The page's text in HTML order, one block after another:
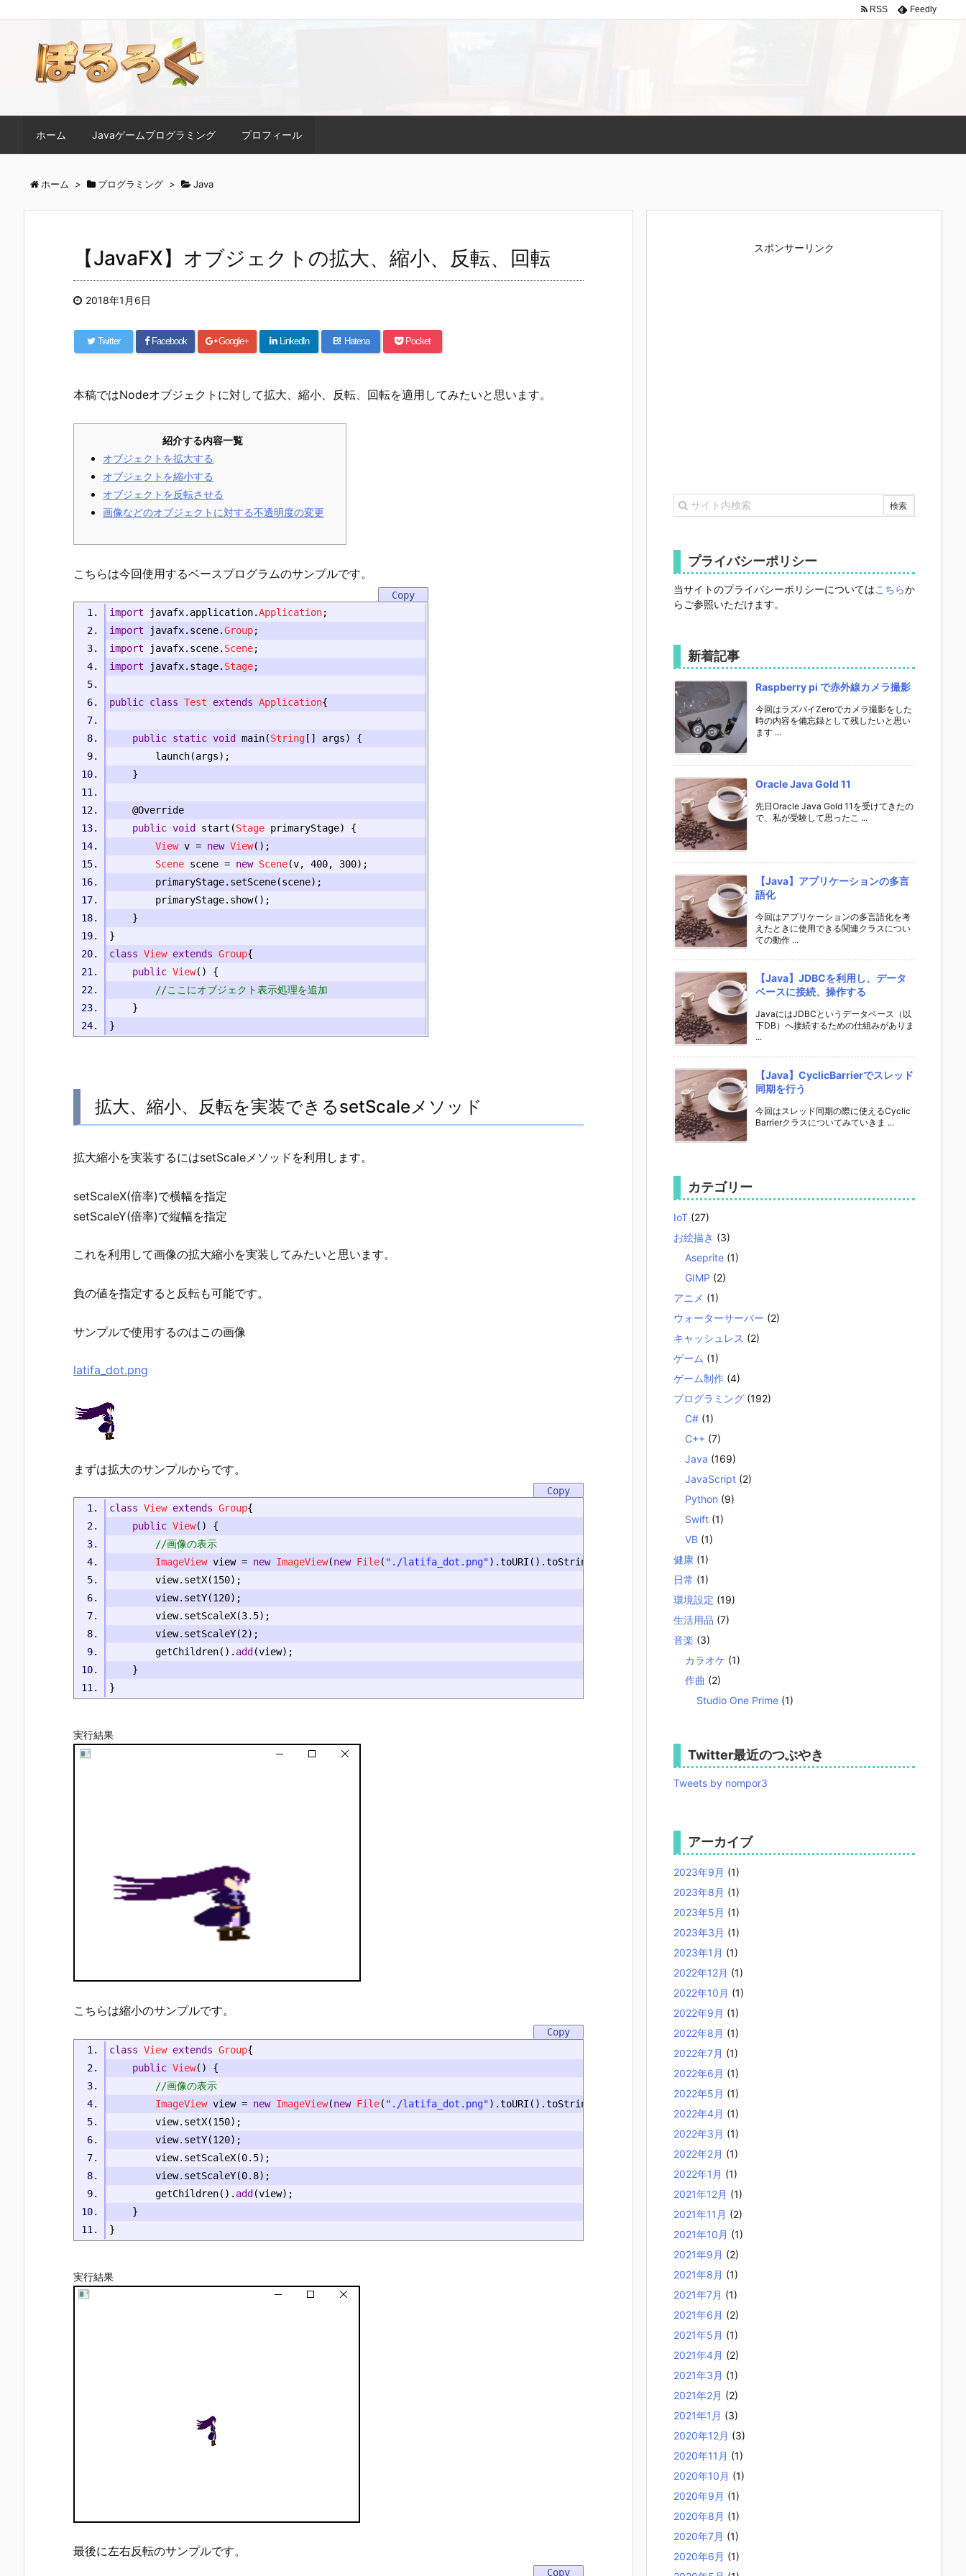
ホーム Javaゲームプログラミング プロフィール
RSS Feedly
ホーム > プログラミング > Java
【JavaFX】オブジェクトの拡大、縮小、反転、回転
2018年1月6日
Twitter Facebook Google+ LinkedIn B! Hatena Pocket
本稿ではNodeオブジェクトに対して拡大、縮小、反転、回転を適用してみたいと思います。
紹介する内容一覧
オブジェクトを拡大する
オブジェクトを縮小する
オブジェクトを反転させる
画像などのオブジェクトに対する不透明度の変更
こちらは今回使用するベースプログラムのサンプルです。
import javafx. application.Application;
import javafx. scene.Group;
import javafx. scene. Scene;
import javafx. stage. Stage;
public class Test extends Application{
public static void main(String [] args)
{
		launch
(args);
}
@Override
public void start (Stage primaryStage)
{
View v = new View();
Scene scene = new Scene(v, 400, 300);
		primaryStage
. setScene(scene);
		primaryStage
. show();
}
}
class View extends Group{
public View()
{
//ここにオブジェクト表示処理を追加
}
}
拡大、縮小、反転を実装できるsetScaleメソッド
拡大縮小を実装するにはsetScaleメソッドを利用します。
setScaleX(倍率)で横幅を指定
setScaleY(倍率)で縦幅を指定
これを利用して画像の拡大縮小を実装してみたいと思います。
負の値を指定すると反転も可能です。
サンプルで使用するのはこの画像
latifa_dot.png
まずは拡大のサンプルからです。
class View extends Group{
public View()
{
//画像の表示
ImageView view = new ImageView(new File( "./latifa_dot.png").toURI ().toString
		view
. setX(150);
		view
. setY(120);
		view
. setScaleX(3.5);
		view
. setScaleY(2);
		getChildren
(). add (view);
}
}
実行結果
こちらは縮小のサンプルです。
class View extends Group{
public View()
{
//画像の表示
ImageView view = new ImageView(new File( "./latifa_dot.png").toURI ().toString
		view
. setX(150);
		view
. setY(120);
		view
. setScaleX(0.5);
		view
. setScaleY(0.8);
		getChildren
(). add(view);
}
}
実行結果
最後に左右反転のサンプルです。
スポンサーリンク
プライバシーポリシー
当サイトのプライバシーポリシーについてはこちらか
らご参照いただけます。
新着記事
Raspberry pi で赤外線カメラ撮影
今回はラズパイZeroでカメラ撮影をした
時の内容を備忘録として残したいと思い
ます ...
Oracle Java Gold 11
先日Oracle Java Gold 11を受けてきたの
で、私が受験して思ったこ ...
【Java】アプリケーションの多言
語化
今回はアプリケーションの多言語化を考
えたときに使用できる関連クラスについ
ての動作 ...
【Java】JDBCを利用し、データ
ベースに接続、操作する
JavaにはJDBCというデータベース（以
下DB）へ接続するための仕組みがありま
...
【Java】CyclicBarrierでスレッド
同期を行う
今回はスレッド同期の際に使えるCyclic
Barrierクラスについてみていきま ...
カテゴリー
IoT (27)
お絵描き (3)
Aseprite (1)
GIMP (2)
アニメ (1)
ウォーターサーバー (2)
キャッシュレス (2)
ゲーム (1)
ゲーム制作 (4)
プログラミング (192)
C# (1)
C++ (7)
Java (169)
JavaScript (2)
Python (9)
Swift (1)
VB (1)
健康 (1)
日常 (1)
環境設定 (19)
生活用品 (7)
音楽 (3)
カラオケ (1)
作曲 (2)
Studio One Prime (1)
Twitter最近のつぶやき
Tweets by nompor3
アーカイブ
2023年9月 (1)
2023年8月 (1)
2023年5月 (1)
2023年3月 (1)
2023年1月 (1)
2022年12月 (1)
2022年10月 (1)
2022年9月 (1)
2022年8月 (1)
2022年7月 (1)
2022年6月 (1)
2022年5月 (1)
2022年4月 (1)
2022年3月 (1)
2022年2月 (1)
2022年1月 (1)
2021年12月 (1)
2021年11月 (2)
2021年10月 (1)
2021年9月 (2)
2021年8月 (1)
2021年7月 (1)
2021年6月 (2)
2021年5月 (1)
2021年4月 (2)
2021年3月 (1)
2021年2月 (2)
2021年1月 (3)
2020年12月 (3)
2020年11月 (1)
2020年10月 (1)
2020年9月 (1)
2020年8月 (1)
2020年7月 (1)
2020年6月 (1)